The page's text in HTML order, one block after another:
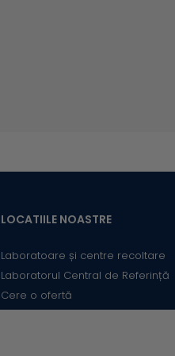
LOCATIILE NOASTRE
Laboratoare și centre recoltare
Laboratorul Central de Referință
Cere o ofertă
Contact